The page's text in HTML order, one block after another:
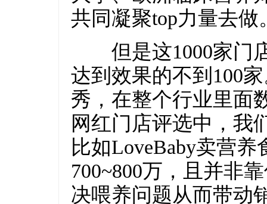
共同凝聚top力量去做
但是这1000家门
达到效果的不到100
秀，在整个行业里面
网红门店评选中，我
比如LoveBaby卖营
700~800万，且并非
决喂养问题从而带动